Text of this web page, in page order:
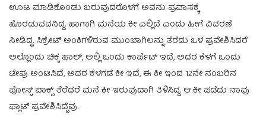
ಊಟ ಮಾಡಿಕೊಂಡು ಬರುವುದರೊಳಗೆ ಅವನು ಪ್ರವಾಸಕ್ಕೆ
ಹೊರಡುವವನಿದ್ದ. ಹಾಗಾಗಿ ಮನೆಯ ಕೀ ಎಲ್ಲಿದೆ ಎಂದು ಹೀಗೆ ವಿವರಣೆ
ನೀಡಿದ್ದ. ಸಿಕ್ರೇಟ್ ಅಂಕಿಗಳಿರುವ ಮುಂಬಾಗಿಲನ್ನು ತೆರೆದು ಒಳ ಪ್ರವೇಶಿಸಿದರೆ
ಅಲ್ಲೊಂದು ಚಿಕ್ಕ ಹಾಲ್, ಅಲ್ಲಿ ಒಂದು ಕಾರ್ಪೆಟ್ ಇದೆ, ಅದರ ಕೆಳಗೆ ಒಂದು
ಟೇಪು ಅಂಟಿಸಿದೆ, ಅದರ ಕೆಳಗಡೆ ಕೀ ಇದೆ, ಈ ಕೀ ಇಂದ 12ನೇ ನಂಬರಿನ
ಪೋಸ್ಟ್ ಬಾಕ್ಸ್ ತೆರೆದರೆ ಮನೆ ಕೀ ಇರುವುದಾಗಿ ತಿಳಿಸಿದ್ದ. ಆ ಕೀ ಪಡೆದು ನಾವು
ಫ್ಲಾಟ್ ಪ್ರವೇಶಿಸಿದ್ದೆವು.